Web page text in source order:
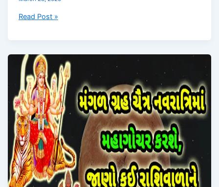
ગુડી
5
ગ્રહો
થશે
1
રાશિમાં
ભેગા,
તેના
લીધે
આ
રાશિવાળાને
અચાનક
Read Post »